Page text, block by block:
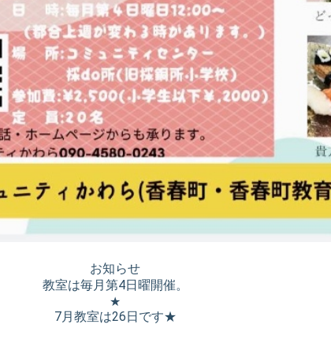
お知らせ
教室は毎月第4日曜開催。
★
7月教室は26日です★